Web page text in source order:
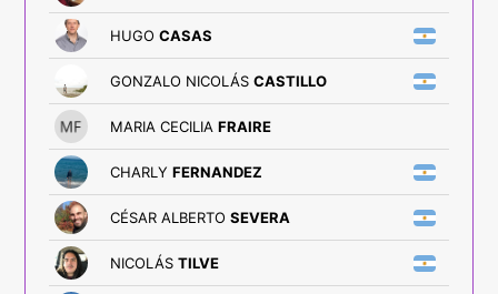
HUGO CASAS
GONZALO NICOLÁS CASTILLO
MARIA CECILIA FRAIRE
CHARLY FERNANDEZ
CÉSAR ALBERTO SEVERA
NICOLÁS TILVE